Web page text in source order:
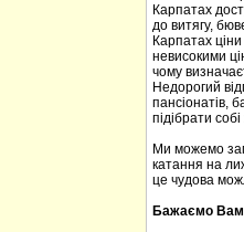
Карпатах
до витягу,
Карпатах
невисокими
чому
Недорогий
пансіонатів,
підібрати
Ми можемо
катання на
це чудова
Бажаємо Вам